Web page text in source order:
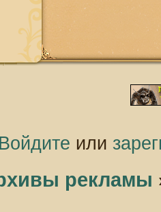
Войдите или
рекламы